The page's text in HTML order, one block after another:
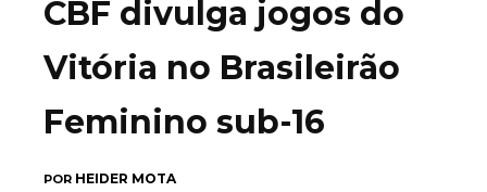
CBF divulga jogos do
Vitória no Brasileirão
Feminino sub-16
POR HEIDER MOTA